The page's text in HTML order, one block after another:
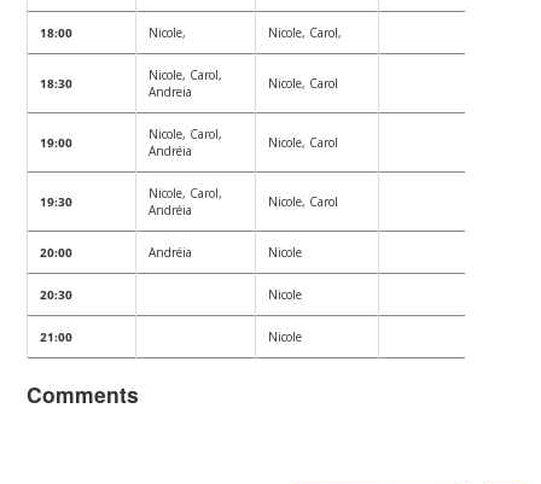
18:00 Nicole, Nicole, Carol,
18:30
Nicole, Carol,
Andreia
Nicole, Carol
19:00
Nicole, Carol,
Andréia
Nicole, Carol
19:30
Nicole, Carol,
Andréia
Nicole, Carol
20:00 Andréia Nicole
20:30 Nicole
21:00 Nicole
Comments